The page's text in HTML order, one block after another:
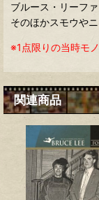
ブルース・リーフ
そのほかスモウや
※1点限りの当時モノ
関連商品